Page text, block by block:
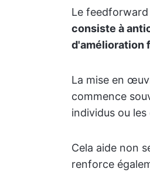
Le feedforward
consiste à
d'amélioration
La mise en
commence
individus ou
Cela aide non
renforce